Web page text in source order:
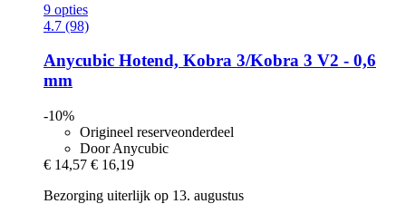
9 opties
4.7 (98)
Anycubic Hotend, Kobra 3/Kobra 3 V2 -​ 0,6
mm
-10%
Origineel reserveonderdeel
Door Anycubic
€ 14,57 € 16,19
Bezorging uiterlijk op 13. augustus